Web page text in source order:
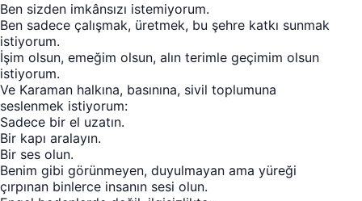
Ben sizden imkânsızı istemiyorum.
Ben sadece çalışmak, üretmek, bu şehre katkı sunmak
istiyorum.
İşim olsun, emeğim olsun, alın terimle geçimim olsun
istiyorum.
Ve Karaman halkına, basınına, sivil toplumuna
seslenmek istiyorum:
Sadece bir el uzatın.
Bir kapı aralayın.
Bir ses olun.
Benim gibi görünmeyen, duyulmayan ama yüreği
çırpınan binlerce insanın sesi olun.